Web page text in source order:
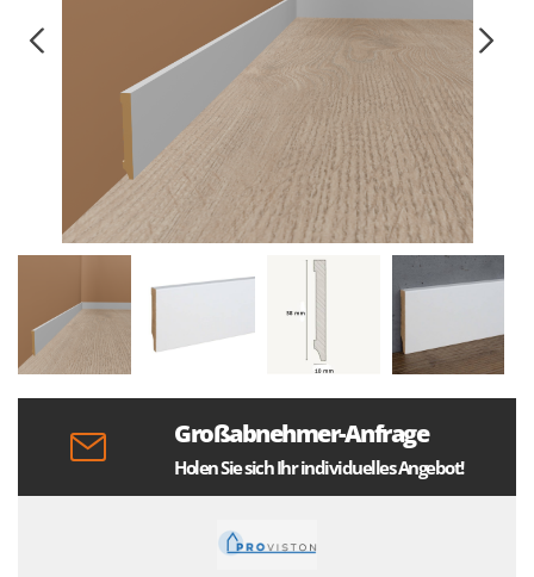
Großabnehmer-Anfrage
Holen Sie sich Ihr individuelles Angebot!